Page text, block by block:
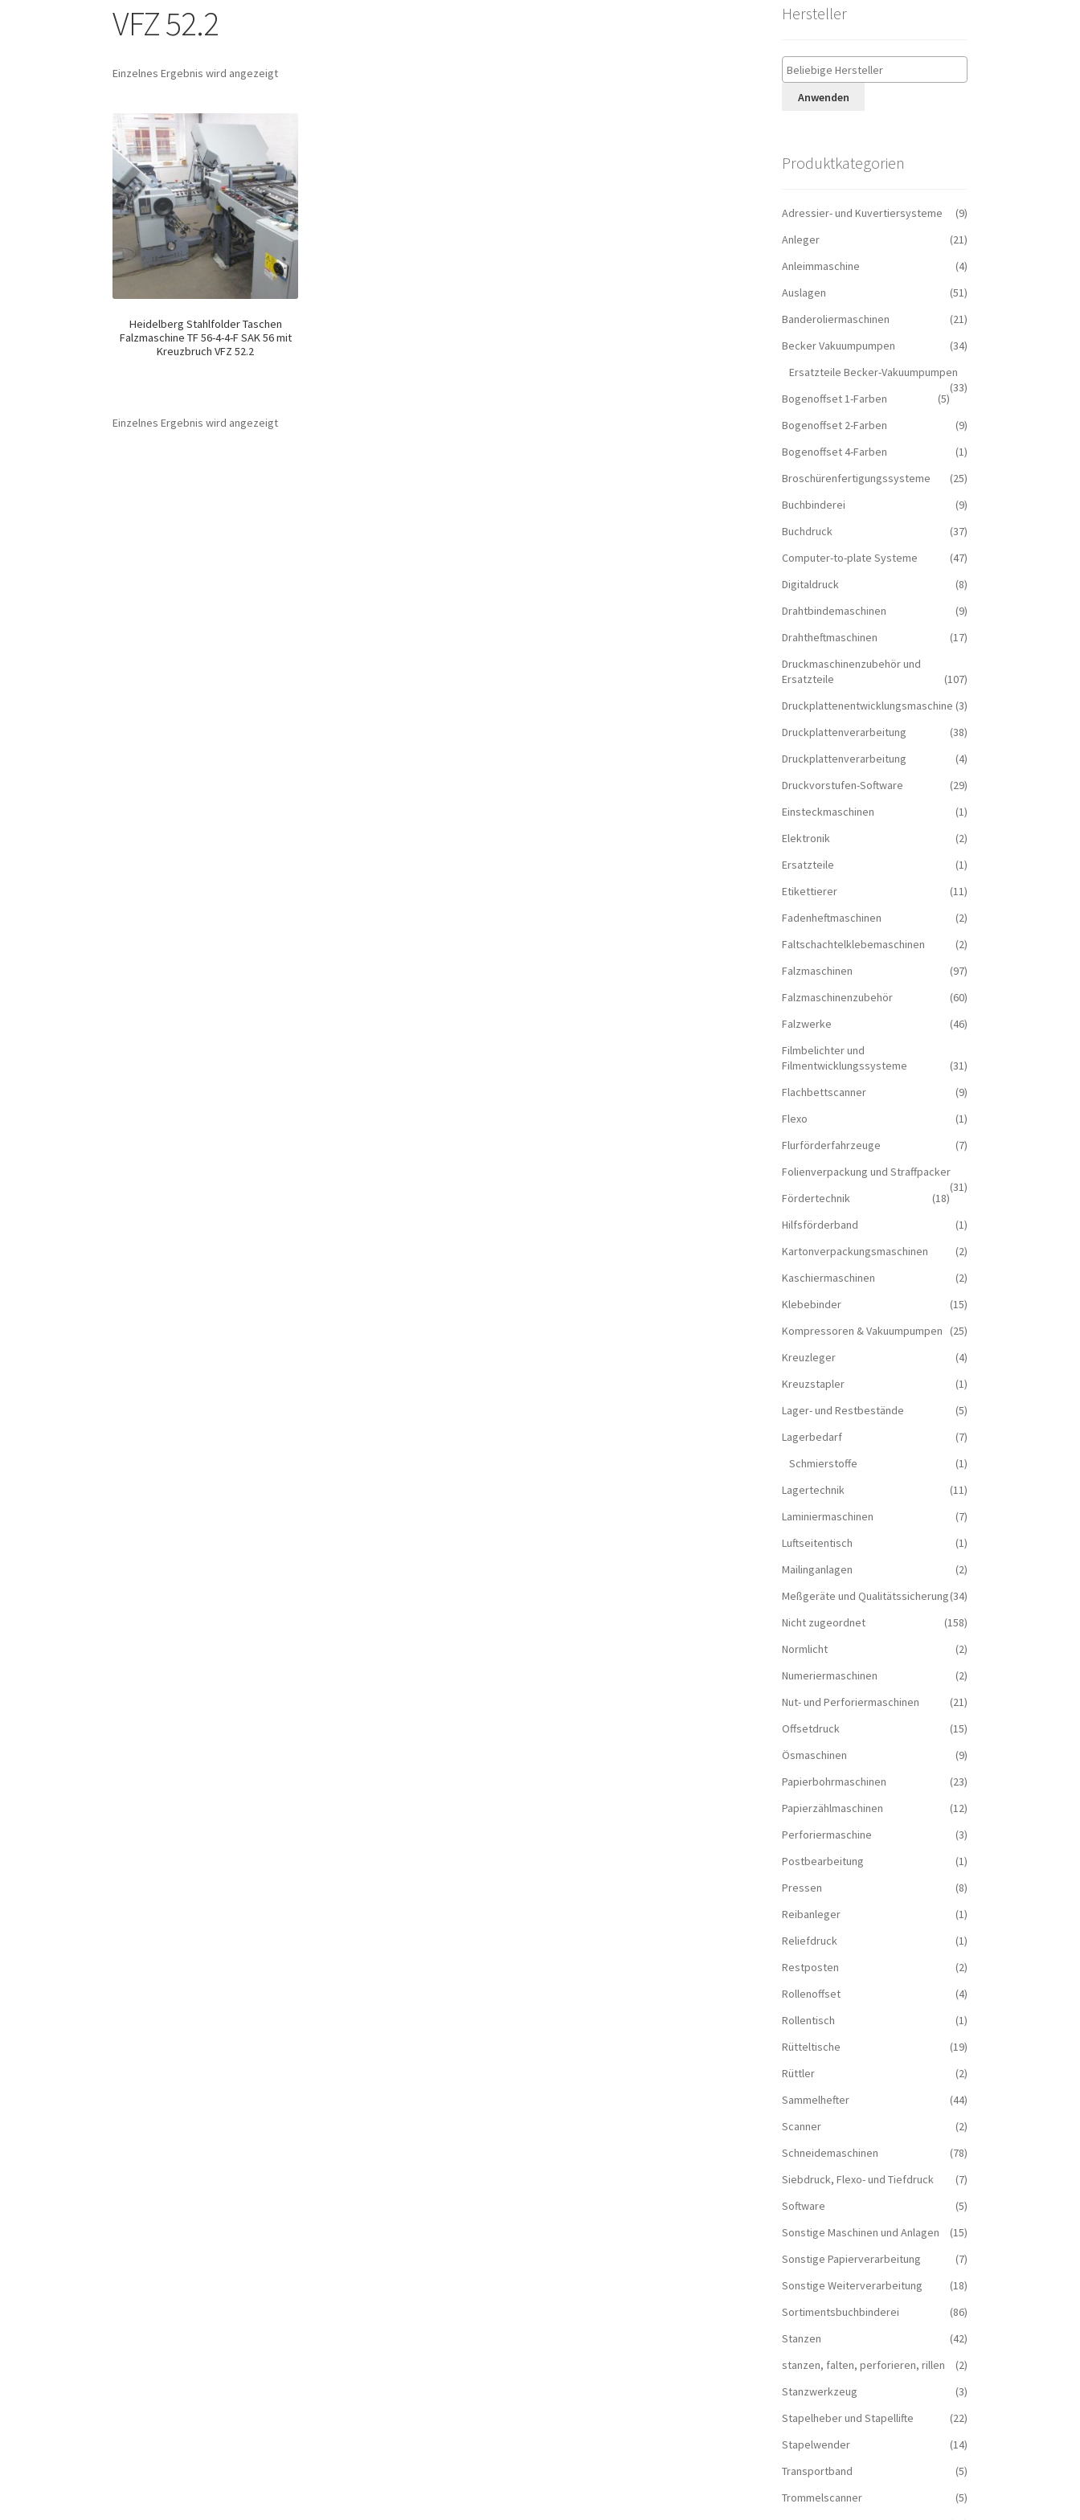
VFZ 52.2
Einzelnes Ergebnis wird angezeigt
Heidelberg Stahlfolder Taschen
Falzmaschine TF 56-4-4-F SAK 56 mit
Kreuzbruch VFZ 52.2
Einzelnes Ergebnis wird angezeigt
Hersteller
Anwenden
Produktkategorien
Adressier- und Kuvertiersysteme
(9)
Anleger
(21)
Anleimmaschine
(4)
Auslagen
(51)
Banderoliermaschinen
(21)
Becker Vakuumpumpen
(34)
Ersatzteile Becker-Vakuumpumpen
(33)
Bogenoffset 1-Farben
(5)
Bogenoffset 2-Farben
(9)
Bogenoffset 4-Farben
(1)
Broschürenfertigungssysteme
(25)
Buchbinderei
(9)
Buchdruck
(37)
Computer-to-plate Systeme
(47)
Digitaldruck
(8)
Drahtbindemaschinen
(9)
Drahtheftmaschinen
(17)
Druckmaschinenzubehör und
Ersatzteile
(107)
Druckplattenentwicklungsmaschine (3)
Druckplattenverarbeitung
(38)
Druckplattenverarbeitung
(4)
Druckvorstufen-Software
(29)
Einsteckmaschinen
(1)
Elektronik
(2)
Ersatzteile
(1)
Etikettierer
(11)
Fadenheftmaschinen
(2)
Faltschachtelklebemaschinen
(2)
Falzmaschinen
(97)
Falzmaschinenzubehör
(60)
Falzwerke
(46)
Filmbelichter und
Filmentwicklungssysteme
(31)
Flachbettscanner
(9)
Flexo
(1)
Flurförderfahrzeuge
(7)
Folienverpackung und Straffpacker
(31)
Fördertechnik
(18)
Hilfsförderband
(1)
Kartonverpackungsmaschinen
(2)
Kaschiermaschinen
(2)
Klebebinder
(15)
Kompressoren & Vakuum­pumpen
(25)
Kreuzleger
(4)
Kreuzstapler
(1)
Lager- und Restbestände
(5)
Lagerbedarf
(7)
Schmierstoffe
(1)
Lagertechnik
(11)
Laminiermaschinen
(7)
Luftseitentisch
(1)
Mailinganlagen
(2)
Meßgeräte und Qualitätssicherung(34)
Nicht zugeordnet
(158)
Normlicht
(2)
Numeriermaschinen
(2)
Nut- und Perforiermaschinen
(21)
Offsetdruck
(15)
Ösmaschinen
(9)
Papierbohrmaschinen
(23)
Papierzählmaschinen
(12)
Perforiermaschine
(3)
Postbearbeitung
(1)
Pressen
(8)
Reibanleger
(1)
Reliefdruck
(1)
Restposten
(2)
Rollenoffset
(4)
Rollentisch
(1)
Rütteltische
(19)
Rüttler
(2)
Sammelhefter
(44)
Scanner
(2)
Schneidemaschinen
(78)
Siebdruck, Flexo- und Tiefdruck
(7)
Software
(5)
Sonstige Maschinen und Anlagen
(15)
Sonstige Papierverarbeitung
(7)
Sonstige Weiterverarbeitung
(18)
Sortimentsbuchbinderei
(86)
Stanzen
(42)
stanzen, falten, perforieren, rillen
(2)
Stanzwerkzeug
(3)
Stapelheber und Stapellifte
(22)
Stapelwender
(14)
Transportband
(5)
Trommelscanner
(5)